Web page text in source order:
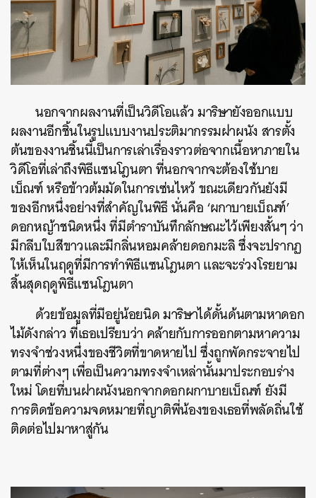
นอกจากผลงานที่เป็นวิดีโอแล้ว มาริษายังออกแบบ
ผลงานอีกชิ้นในรูปแบบงานประติมากรรมฝาผนัง สารตั้ง
ต้นของงานชิ้นนี้เป็นการเล่าเรื่องราวต่อจากเนื้อหาภายใน
วิดีโอที่เล่าถึงพิธีแซนโฎนตา ที่นอกจากจะต้องใช้บาย
เบ็ณฑ์ หรือข้าวต้มมัดในการเซ่นไหว้ ขณะเดียวกันยังมี
ของอีกหนึ่งอย่างที่สำคัญในพิธี นั่นคือ ‘ผกาบายเบ็ณฑ์’
ดอกหญ้าชนิดหนึ่ง ที่มีตำราบันทึกลักษณะไว้เพียงสั้นๆ ว่า
มีกลีบใบสีขาวและมีกลิ่นหอมคล้ายดอกมะลิ ซึ่งจะปรากฏ
ให้เห็นในฤดูที่มีการทำพิธีแซนโฎนตา และจะร่วงโรยยาม
สิ้นสุดฤดูพิธีแซนโฎนตา
ด้วยข้อมูลที่มีอยู่น้อยนิด มาริษาได้ดั้นด้นตามหาดอก
ไม้ดังกล่าว ที่เธอเปรียบว่า คล้ายกับการออกตามหาความ
ทรงจำช่วงหนึ่งของชีวิตที่ขาดหายไป ซึ่งถูกพัดกระจายไป
ตามที่ต่างๆ เพื่อเป็นความทรงจำเหล่านั้นมาประกอบร่าง
ใหม่ โดยที่บนฝาผนังนอกจากดอกผกาบายเบ็ณฑ์ ยังมี
การติดข้อความจดหมายที่ญาติพี่น้องของเธอที่พลัดถิ่นใช้
ติดต่อไปมาหาสู่กัน
ค้นหา
SHARE TWEET LINE EMAIL